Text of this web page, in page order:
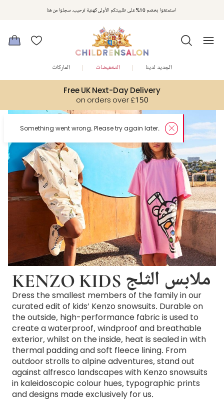
استمتعوا بخصم 10% على طلبيتكم الأولى كهدية ترحيب. سجلوا من هنا
Free UK Next-Day Delivery
on orders over £150
الجديد لدينا التخفيضات الماركات
KENZO KIDS ملابس الثلج
Dress the smallest members of the family in our
curated edit of kids’ Kenzo snowsuits. Durable on
the outside, high-performance fabric is used to
create a waterproof, windproof and breathable
exterior, whilst on the inside, heat is sealed in with
thermal padding and soft fleece lining. From
outdoor strolls to alpine adventures, stand out
against alfresco landscapes with Kenzo snowsuits
in kaleidoscopic colour hues, typographic prints
and designs made exclusively for us.